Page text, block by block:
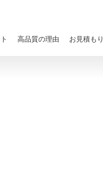
高品質の理由 お見積もり